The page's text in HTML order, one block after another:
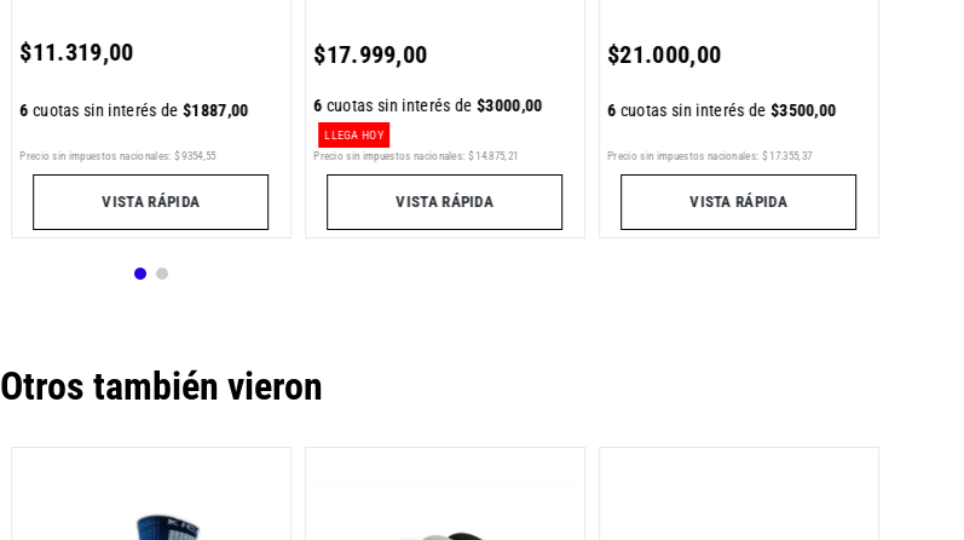
$11.319,00
6cuotas sin interés de$1887,00
Precio sin impuestos nacionales: $ 9354,55
VISTA RÁPIDA
$17.999,00
6cuotas sin interés de$3000,00
LLEGA HOY
Precio sin impuestos nacionales: $ 14.875,21
VISTA RÁPIDA
$21.000,00
6cuotas sin interés de$3500,00
Precio sin impuestos nacionales: $ 17.355,37
VISTA RÁPIDA
Otros también vieron